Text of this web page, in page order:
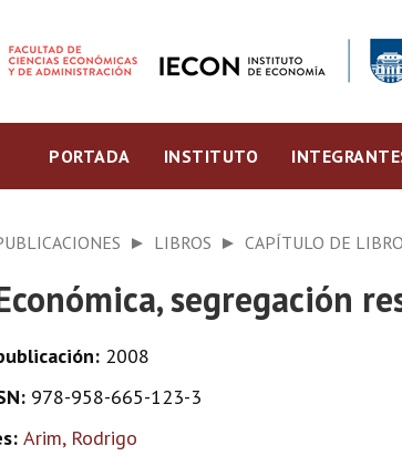
PORTADA INSTITUTO
LIBROS CAPÍTULO DE LIBRO
segregación
2008
978-958-665-123-3
Arim, Rodrigo